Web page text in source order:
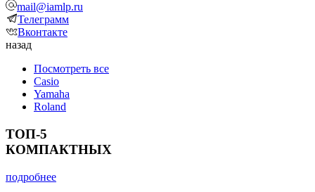
mail@iamlp.ru
Телеграмм
Вконтакте
назад
Посмотреть все
Casio
Yamaha
Roland
ТОП-5
КОМПАКТНЫХ
подробнее